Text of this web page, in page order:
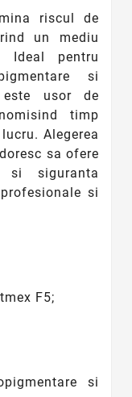
riscul de
un mediu
Ideal pentru
si
este usor de
timp
Alegerea
sa ofere
siguranta
si
F5;
si